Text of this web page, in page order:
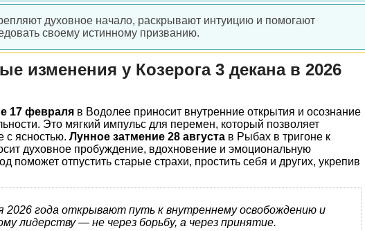
духовное начало, раскрывают интуицию и помогают
своему истинному призванию.
изменения у Козерога 3 декана в 2026
17 февраля в Водолее приносит внутренние открытия и осознание
Это мягкий импульс для перемен, который позволяет
с ясностью. Лунное затмение 28 августа в Рыбах в тригоне к
духовное пробуждение, вдохновение и эмоциональную
поможет отпустить старые страхи, простить себя и других, укрепив
2026 года открывают путь к внутреннему освобождению и
лидерству — не через борьбу, а через принятие.